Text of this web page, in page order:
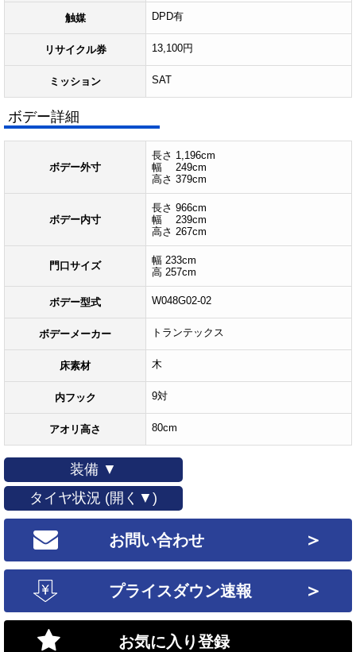
触媒 DPD有
リサイクル券 13,100円
ミッション SAT
ボデー詳細
ボデー外寸
長さ 1,196cm
幅 249cm
高さ 379cm
ボデー内寸
長さ 966cm
幅 239cm
高さ 267cm
門口サイズ
幅 233cm
高 257cm
ボデー型式 W048G02-02
ボデーメーカー トランテックス
床素材 木
内フック 9対
アオリ高さ 80cm
装備 ▼
タイヤ状況 (開く▼)
お問い合わせ ＞
プライスダウン速報 ＞
お気に入り登録